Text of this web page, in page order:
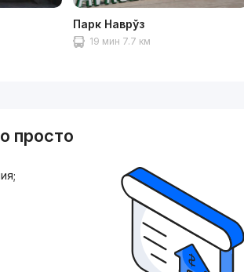
Парк Наврўз
19 мин 7.7 км
просто